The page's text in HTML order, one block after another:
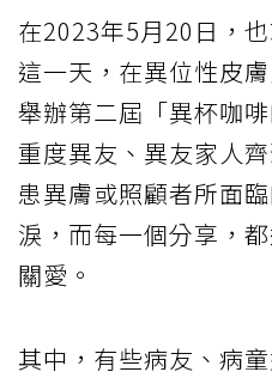
在2023年5月20日，也
這一天，在異位性皮
舉辦第二屆「異杯咖
重度異友、異友家人
患異膚或照顧者所面
淚，而每一個分享，
關愛。
其中，有些病友、病